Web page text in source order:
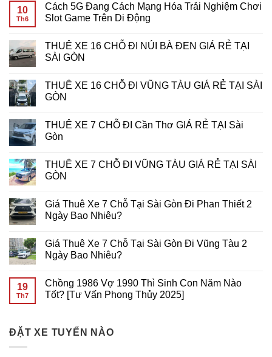
Chi
Tiết
Cho
Miễn
Phí:
Bí
Ưu
Hóa
Lợi
7d-
game
Giải
Thưởng
Khủng:
Chiến
Thắng
Giải
Tại
PHPUB
Slot
bình
luận
ở
Bao
Nhiêu
Data
Slot
Game
Di
Quyết
Tối
Ưu
Gaming
10
Th6
Cách 5G Đang Cách Mạng Hóa Trải Nghiệm Chơi
Slot Game Trên Di Động
bình
luận
ở
Đang
Cách
Mạng
Nghiệm
Chơi
Slot
Di
Động
THUÊ XE 16 CHỖ ĐI NÚI BÀ ĐEN GIÁ RẺ TẠI
SÀI GÒN
bình
luận
ở
16
CHỖ
ĐI
ĐEN
GIÁ
RẺ
GÒN
THUÊ XE 16 CHỖ ĐI VŨNG TÀU GIÁ RẺ TẠI SÀI
GÒN
bình
luận
ở
16
CHỖ
ĐI
GIÁ
RẺ
TẠI
THUÊ XE 7 CHỖ ĐI Cần Thơ GIÁ RẺ TẠI Sài
Gòn
bình
luận
ở
7
CHỖ
ĐI
GIÁ
RẺ
TẠI
THUÊ XE 7 CHỖ ĐI VŨNG TÀU GIÁ RẺ TẠI SÀI
GÒN
bình
luận
ở
7
CHỖ
ĐI
GIÁ
RẺ
TẠI
Giá Thuê Xe 7 Chỗ Tại Sài Gòn Đi Phan Thiết 2
Ngày Bao Nhiêu?
bình
luận
ở
Xe
7
Chỗ
Đi
Phan
Giá Thuê Xe 7 Chỗ Tại Sài Gòn Đi Vũng Tàu 2
Ngày Bao Nhiêu?
bình
luận
ở
7
Chỗ
19
Th7
Chồng 1986 Vợ 1990 Thì Sinh Con Năm Nào
Tốt? [Tư Vấn Phong Thủy 2025]
luận
ở
ĐẶT XE TUYẾN NÀO